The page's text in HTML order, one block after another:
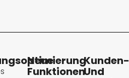
Neue
FunktionenUnd